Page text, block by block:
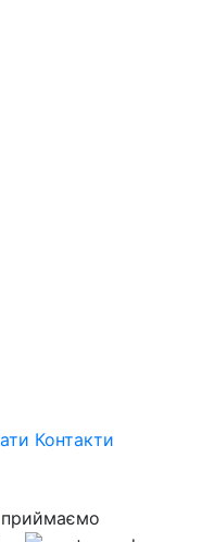
Контакти